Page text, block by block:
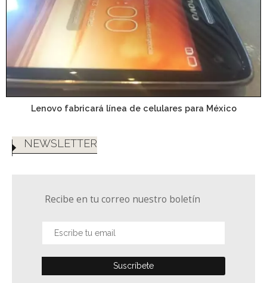
Lenovo fabricará línea de celulares para México
NEWSLETTER
Recibe en tu correo nuestro boletín